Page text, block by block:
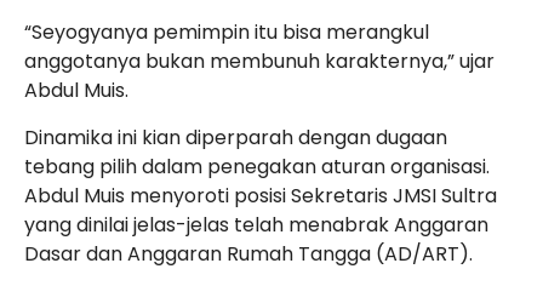
“Seyogyanya pemimpin itu bisa merangkul
anggotanya bukan membunuh karakternya,” ujar
Abdul Muis.
Dinamika ini kian diperparah dengan dugaan
tebang pilih dalam penegakan aturan organisasi.
Abdul Muis menyoroti posisi Sekretaris JMSI Sultra
yang dinilai jelas-jelas telah menabrak Anggaran
Dasar dan Anggaran Rumah Tangga (AD/ART).